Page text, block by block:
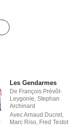
Les Gendarmes
De François Prévôt-
Leygonie, Stephan
Archinard
Avec Arnaud Ducret,
Marc Riso, Fred Testot